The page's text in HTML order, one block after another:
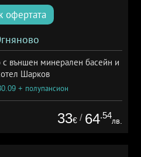
офертата
с външен минерален басейн и
Шарков
+ полупансион
33€ / 64.54
лв.